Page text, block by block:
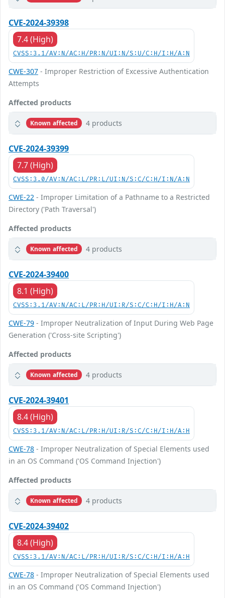
CVE-2024-39398
7.4 (High)
CVSS:3.1/AV:N/AC:H/PR:N/UI:N/S:U/C:H/I:H/A:N
CWE-307 - Improper Restriction of Excessive Authentication
Attempts
Affected products
Known affected 4 products
CVE-2024-39399
7.7 (High)
CVSS:3.0/AV:N/AC:L/PR:L/UI:N/S:C/C:H/I:N/A:N
CWE-22 - Improper Limitation of a Pathname to a Restricted
Directory ('Path Traversal')
Affected products
Known affected 4 products
CVE-2024-39400
8.1 (High)
CVSS:3.1/AV:N/AC:L/PR:H/UI:R/S:C/C:H/I:H/A:N
CWE-79 - Improper Neutralization of Input During Web Page
Generation ('Cross-site Scripting')
Affected products
Known affected 4 products
CVE-2024-39401
8.4 (High)
CVSS:3.1/AV:N/AC:L/PR:H/UI:R/S:C/C:H/I:H/A:H
CWE-78 - Improper Neutralization of Special Elements used
in an OS Command ('OS Command Injection')
Affected products
Known affected 4 products
CVE-2024-39402
8.4 (High)
CVSS:3.1/AV:N/AC:L/PR:H/UI:R/S:C/C:H/I:H/A:H
CWE-78 - Improper Neutralization of Special Elements used
in an OS Command ('OS Command Injection')